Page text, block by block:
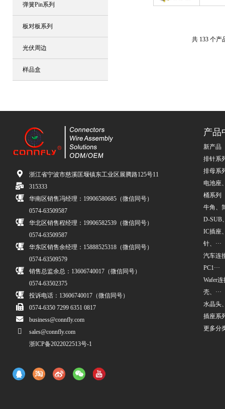
弹簧Pin系列
板对板系列
光伏周边
样品盒
共 133 个产
浙江省宁波市慈溪匡堰镇东工业区展腾路125号11
315333
华南区销售冯经理：19906580685（微信同号）
0574-63509587
华北区销售程经理：19906582539（微信同号）
0574-63509587
华东区销售余经理：15888525318（微信同号）
0574-63509579
销售总监余总：13606740017（微信同号）
0574-63502375
投诉电话：13606740017（微信同号）
0574-6350 7299 6351 0817
business@connfly.com
sales@connfly.com
浙ICP备2022022513号-1
产品
新产品
排针系
排母系
电池座
桶系列
牛角、
D-SUB
IC插座
针、···
汽车连
PC1···
Wafer
壳、···
水晶头
插座系
更多分